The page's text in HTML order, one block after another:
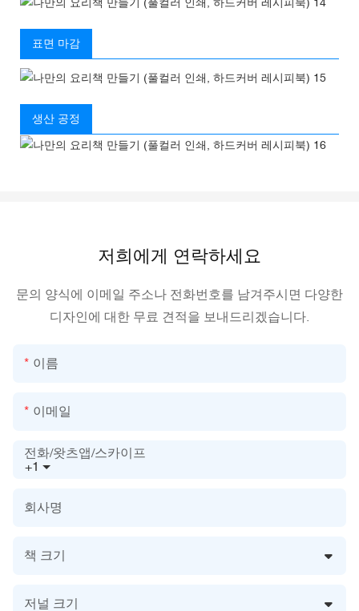
표면 마감
생산 공정
저희에게 연락하세요
문의 양식에 이메일 주소나 전화번호를 남겨주시면 다양한
디자인에 대한 무료 견적을 보내드리겠습니다.
이름
이메일
+1
전화/왓츠앱/스카이프
회사명
책 크기
저널 크기